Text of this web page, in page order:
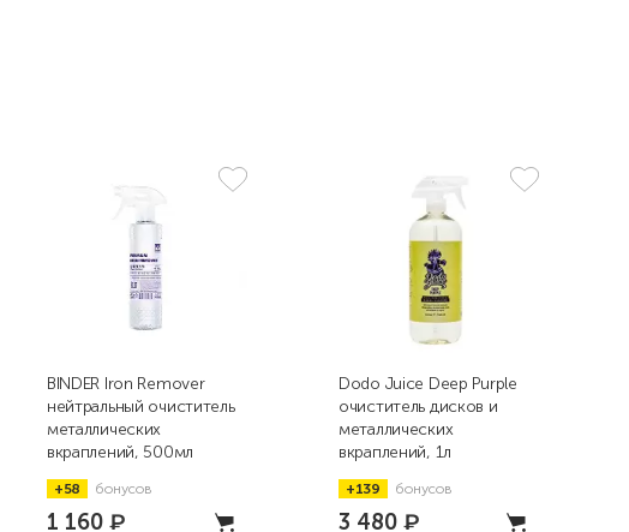
BINDER Iron Remover
нейтральный очиститель
металлических
вкраплений, 500мл
+58 бонусов
1 160 ₽
Dodo Juice Deep Purple
очиститель дисков и
металлических
вкраплений, 1л
+139 бонусов
3 480 ₽